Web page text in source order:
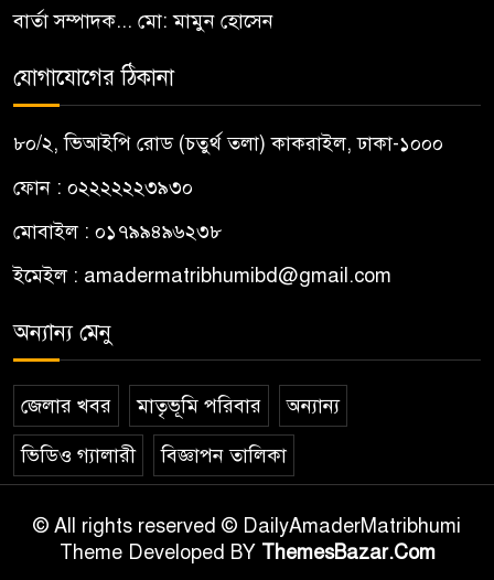
বার্তা সম্পাদক... মো: মামুন হোসেন
যোগাযোগের ঠিকানা
৮০/২, ভিআইপি রোড (চতুর্থ তলা) কাকরাইল, ঢাকা-১০০০
ফোন : ০২২২২২২৩৯৩০
মোবাইল : ০১৭৯৯৪৯৬২৩৮
ইমেইল : amadermatribhumibd@gmail.com
অন্যান্য মেনু
জেলার খবর মাতৃভূমি পরিবার অন্যান্য
ভিডিও গ্যালারী বিজ্ঞাপন তালিকা
© All rights reserved © DailyAmaderMatribhumi
Theme Developed BY ThemesBazar.Com